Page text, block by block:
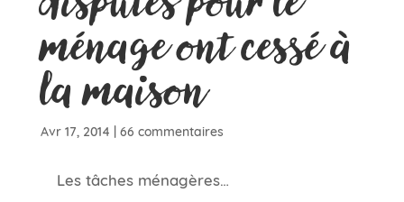
ménage ont cessé à
la maison
Avr 17, 2014 | 66 commentaires
Les tâches ménagères…